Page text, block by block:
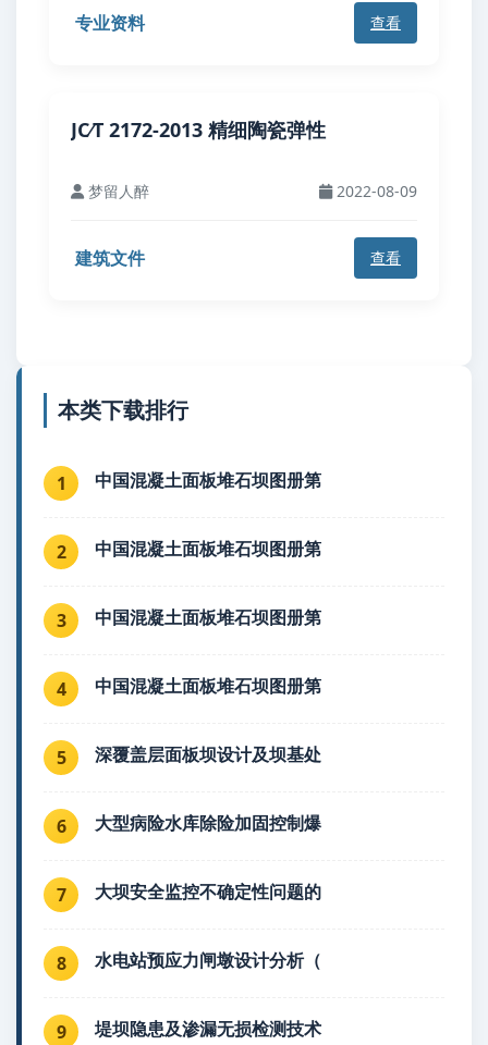
专业资料 查看
JC∕T 2172-2013 精细陶瓷弹性
梦留人醉 2022-08-09
建筑文件 查看
本类下载排行
1 中国混凝土面板堆石坝图册第
2 中国混凝土面板堆石坝图册第
3 中国混凝土面板堆石坝图册第
4 中国混凝土面板堆石坝图册第
5 深覆盖层面板坝设计及坝基处
6 大型病险水库除险加固控制爆
7 大坝安全监控不确定性问题的
8 水电站预应力闸墩设计分析（
9 堤坝隐患及渗漏无损检测技术